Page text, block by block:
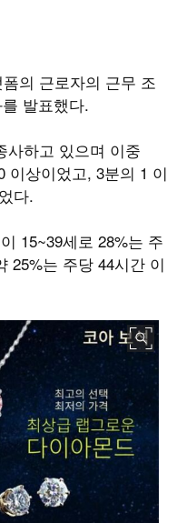
의 근로자의 근무 조
발표했다.
사하고 있으며 이중
이상이었고, 3분의 1 이
다.
이 15~39세로 28%는 주
25%는 주당 44시간 이